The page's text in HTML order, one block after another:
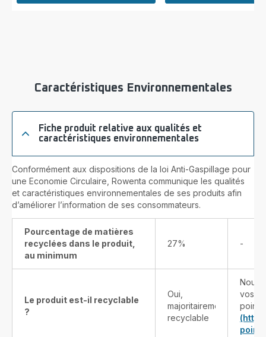
Caractéristiques Environnementales
Fiche produit relative aux qualités et
caractéristiques environnementales
Conformément aux dispositions de la loi Anti-Gaspillage pour
une Economie Circulaire, Rowenta communique les qualités
et caractéristiques environnementales de ses produits afin
d’améliorer l’information de ses consommateurs.
Pourcentage de matières
recyclées dans le produit,
au minimum
27% -
Le produit est-il recyclable
?
Oui,
majoritairement
recyclable
Nous
vos